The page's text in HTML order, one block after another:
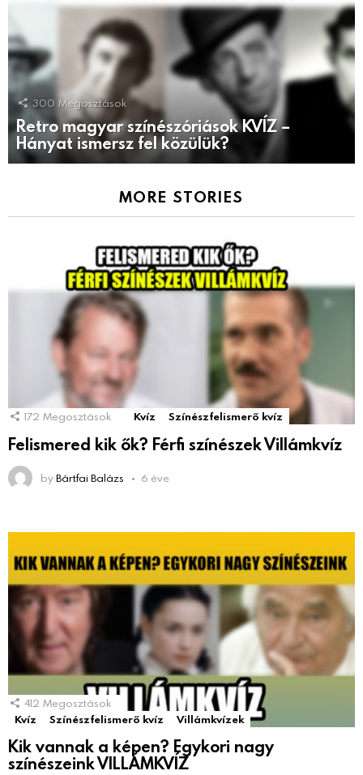
300 Megosztások
Retro magyar színészóriások KVÍZ –
Hányat ismersz fel közülük?
MORE STORIES
172 Megosztások Kvíz Színészfelismerő kvíz
Felismered kik ők? Férfi színészek Villámkvíz
byBártfai Balázs 6 éve
412 Megosztások
Kvíz
Színészfelismerő kvíz Villámkvízek
Kik vannak a képen? Egykori nagy
színészeink VILLÁMKVÍZ